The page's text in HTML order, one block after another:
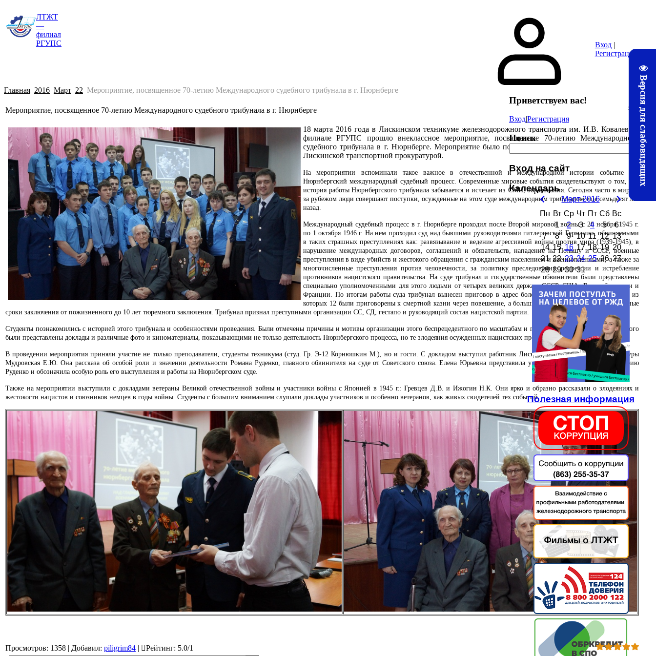
Версия для слабовидящих
ЛТЖТ
—
филиал
РГУПС
Методические материалы ЛТЖТ
Вход|
Регистрация
Главная 2016 Март 22 Мероприятие, посвященное 70-летию Международного судебного трибунала в г. Нюрнберге
14:58
Мероприятие, посвященное 70-летию Международного судебного трибунала в г. Нюрнберге
18 марта 2016 года в Лискинском техникуме железнодорожного транспорта им. И.В. Ковалева –
филиале РГУПС прошло внеклассное мероприятие, посвященное 70-летию Международного
судебного трибунала в г. Нюрнберге. Мероприятие было подготовлено и проведено совместно с
Лискинской транспортной прокуратурой.
На мероприятии вспоминали такое важное в отечественной и международной истории событие как
Нюрнбергский международный судебный процесс. Современные мировые события свидетельствуют о том, что
история работы Нюрнбергского трибунала забывается и исчезает из СМИ, образования. Сегодня часто в мире и
за рубежом люди совершают поступки, осужденные на этом суде международным трибуналом еще семьдесят лет
назад.
Международный судебный процесс в г. Нюрнберге проходил после Второй мировой войны с 20 ноября 1945 г.
по 1 октября 1946 г. На нем проходил суд над бывшими руководителями гитлеровской Германии, обвиняемыми
в таких страшных преступлениях как: развязывание и ведение агрессивной войны против мира (1939-1945), в
нарушение международных договоров, соглашений и обязательств, нападение на Польшу и СССР, военные
преступления в виде убийств и жестокого обращения с гражданским населением и военнопленными, а также за
многочисленные преступления против человечности, за политику преследования, репрессии и истребление
противников нацистского правительства. На суде трибунал и государственные обвинители были представлены
специально уполномоченными для этого людьми от четырех великих держав: СССР, США, Великобритании и
Франции. По итогам работы суда трибунал вынесен приговор в адрес более 20 нацистских преступников, из
которых 12 были приговорены к смертной казни через повешение, а большинство остальных получили разные
сроки заключения от пожизненного до 10 лет тюремного заключения. Трибунал признал преступными организации СС, СД, гестапо и руководящий состав нацистской партии.
Студенты познакомились с историей этого трибунала и особенностями проведения. Были отмечены причины и мотивы организации этого беспрецедентного по масштабам и процедуре характера суда. Для этого
были представлены доклады и различные фото и киноматериалы, показывающими не только деятельность Нюрнбергского процесса, но те злодеяния осужденных нацистских преступников и организаций.
В проведении мероприятия приняли участие не только преподаватели, студенты техникума (студ. Гр. Э-12 Корнюшкин М.), но и гости. С докладом выступил работник Лискинской транспортной прокуратуры
Мудровская Е.Ю. Она рассказа об особой роли и значении деятельности Романа Руденко, главного обвинителя на суде от Советского союза. Елена Юрьевна представила участникам мероприятия биографию
Руденко и обозначила особую роль его выступления и работы на Нюрнбергском суде.
Также на мероприятии выступили с докладами ветераны Великой отечественной войны и участники войны с Японией в 1945 г.: Гревцев Д.В. и Ижогин Н.К. Они ярко и образно рассказали о злодеяниях и
жестокости нацистов и союзников немцев в годы войны. Студенты с большим вниманием слушали доклады участников и особенно ветеранов, как живых свидетелей тех событий.
Просмотров: 1358 | Добавил: piligrim84 | Рейтинг: 5.0/1
Приветствуем вас!
Вход|Регистрация
Поиск
Вход на сайт
Календарь
Март 2016
Пн Вт Ср Чт Пт Сб Вс
1
2 3 4 5
6
7
8 9 10 11 12 13
14 15 16 17 18 19 20
21 22 23 24 25 26 27
28 29 30 31
Полезная информация